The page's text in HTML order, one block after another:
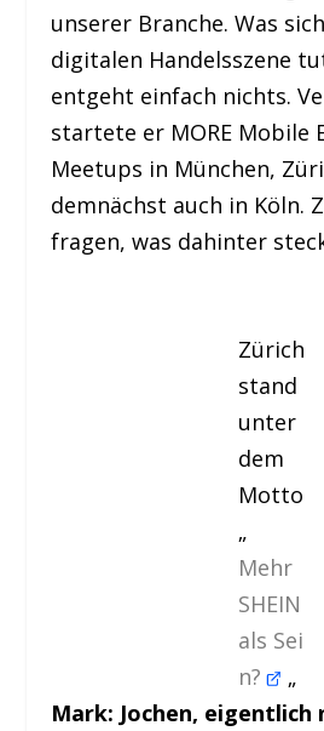
unserer Branche. Was
digitalen Handelsszene
entgeht einfach nichts.
startete er MORE Mobile
Meetups in München,
demnächst auch in Köln.
fragen, was dahinter
Zürich
stand
unter
dem
Motto
„
Mehr
SHEIN
als Sei
n?
„
Mark: Jochen, eigentlich